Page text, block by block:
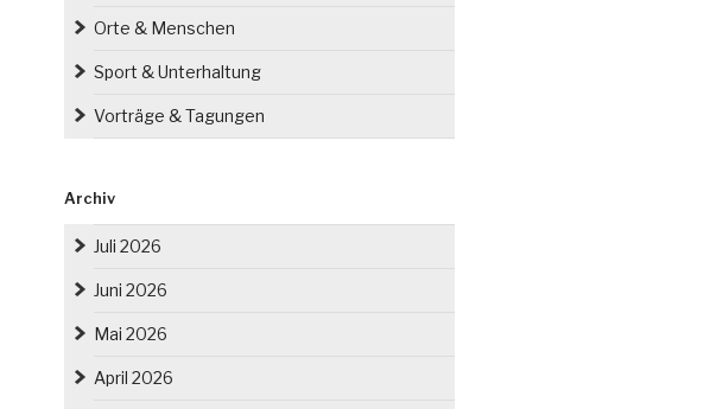
Orte & Menschen
Sport & Unterhaltung
Vorträge & Tagungen
Archiv
Juli 2026
Juni 2026
Mai 2026
April 2026